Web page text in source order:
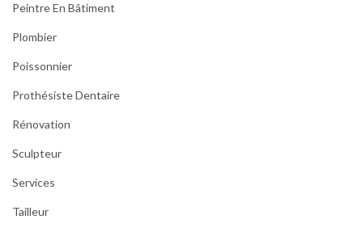
Peintre En Bâtiment
Plombier
Poissonnier
Prothésiste Dentaire
Rénovation
Sculpteur
Services
Tailleur